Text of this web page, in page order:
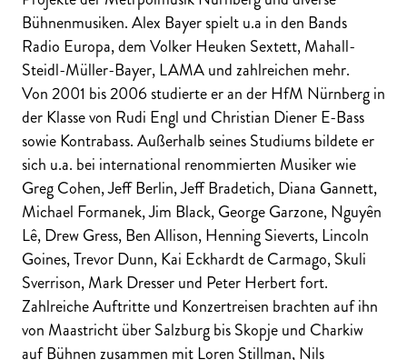
Bühnenmusiken. Alex Bayer spielt u.a in den Bands
Radio Europa, dem Volker Heuken Sextett, Mahall-
Steidl-Müller-Bayer, LAMA und zahlreichen mehr.
Von 2001 bis 2006 studierte er an der HfM Nürnberg in
der Klasse von Rudi Engl und Christian Diener E-Bass
sowie Kontrabass. Außerhalb seines Studiums bildete er
sich u.a. bei international renommierten Musiker wie
Greg Cohen, Jeff Berlin, Jeff Bradetich, Diana Gannett,
Michael Formanek, Jim Black, George Garzone, Nguyên
Lê, Drew Gress, Ben Allison, Henning Sieverts, Lincoln
Goines, Trevor Dunn, Kai Eckhardt de Carmago, Skuli
Sverrison, Mark Dresser und Peter Herbert fort.
Zahlreiche Auftritte und Konzertreisen brachten auf ihn
von Maastricht über Salzburg bis Skopje und Charkiw
auf Bühnen zusammen mit Loren Stillman, Nils